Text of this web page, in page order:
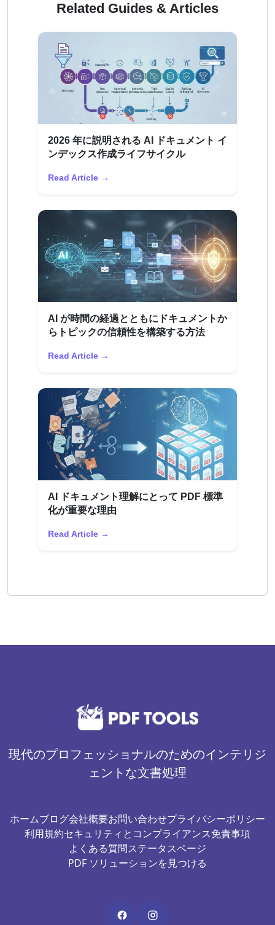
Related Guides & Articles
2026 年に説明される AI ドキュメント イ
ンデックス作成ライフサイクル
Read Article →
AI が時間の経過とともにドキュメントか
らトピックの信頼性を構築する方法
Read Article →
AI ドキュメント理解にとって PDF 標準
化が重要な理由
Read Article →
現代のプロフェッショナルのためのインテリジ
ェントな文書処理
ホームブログ会社概要お問い合わせプライバシーポリシー
利用規約セキュリティとコンプライアンス免責事項
よくある質問ステータスページ
PDF ソリューションを見つける